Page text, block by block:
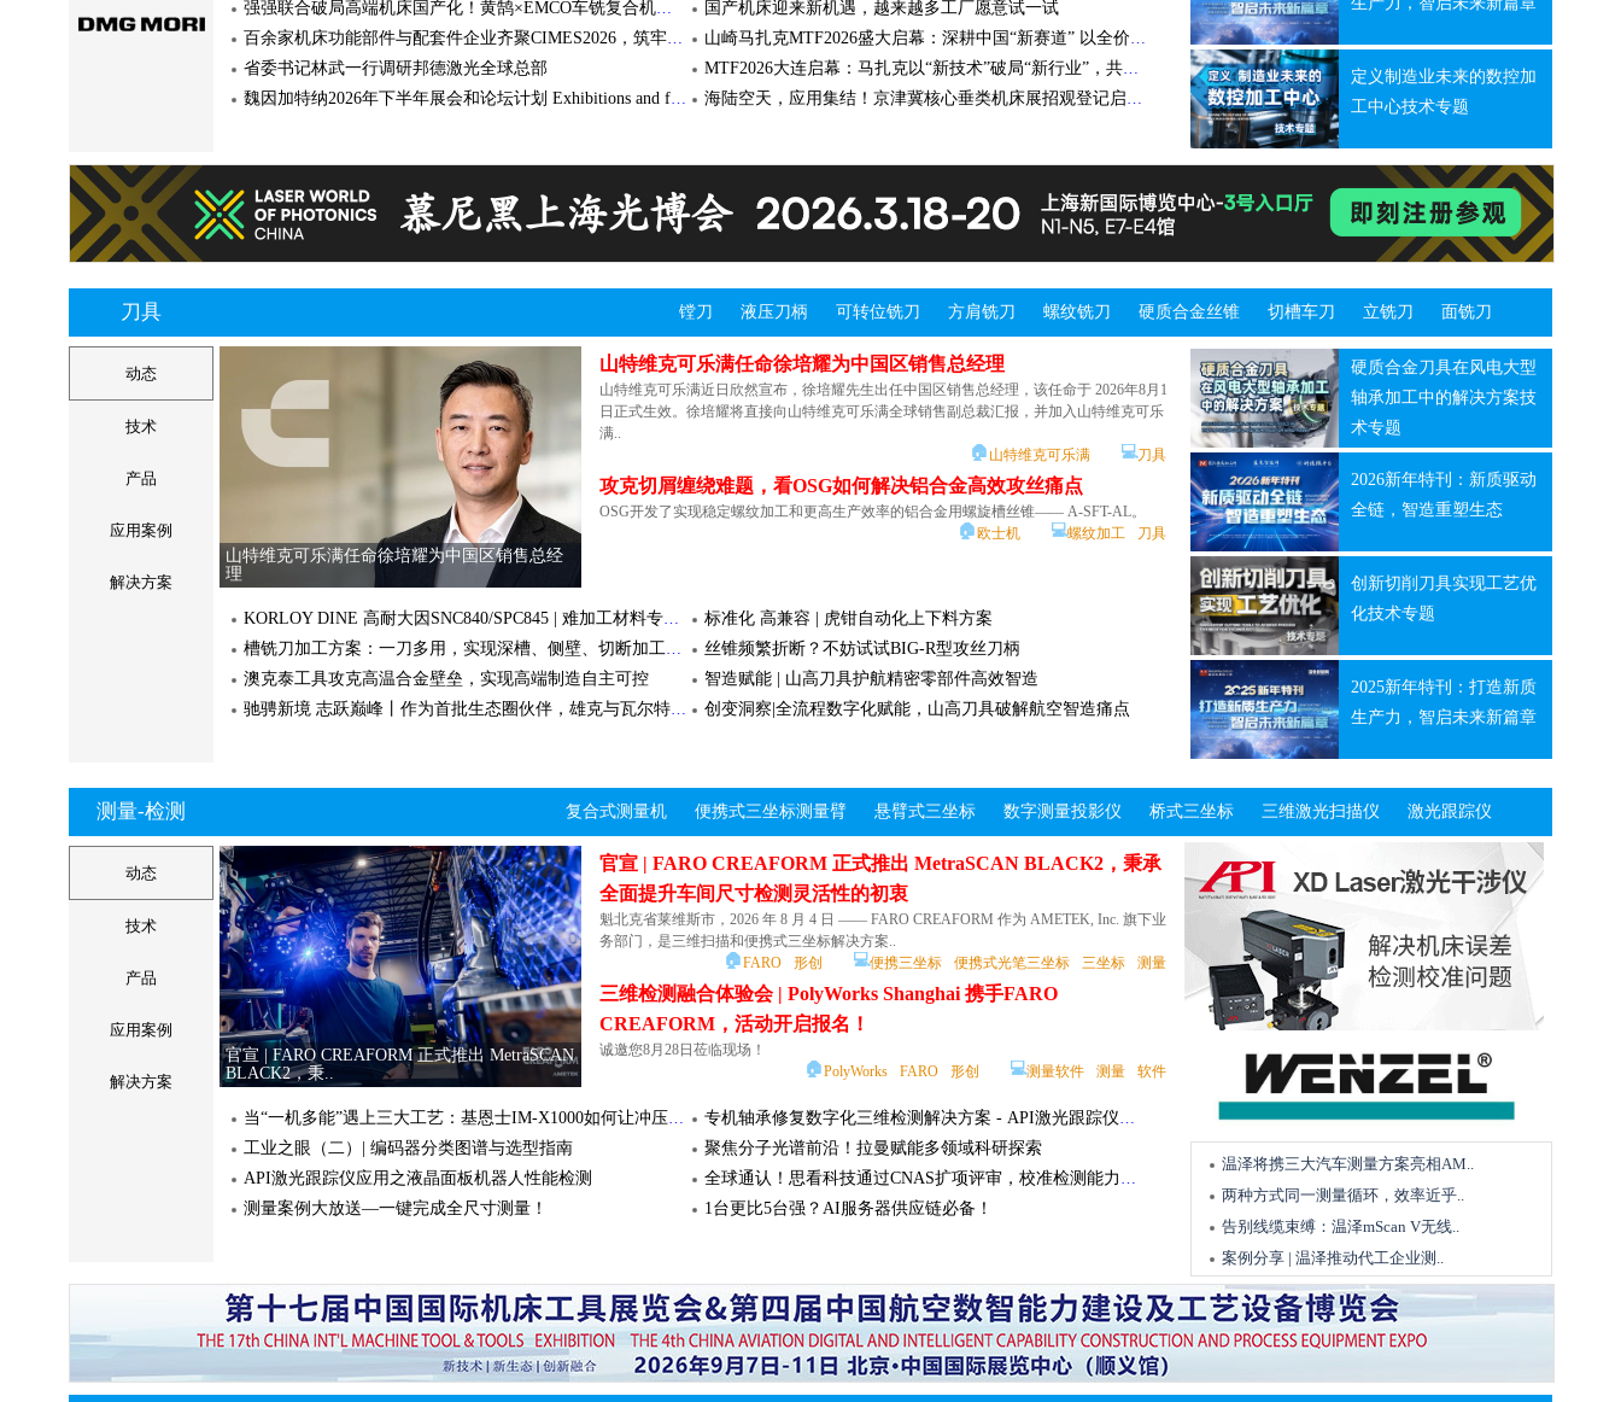
2026阿诺集团新年寄语
BLACK2，秉承全面提升车间尺寸检测灵活性
FARO CREAFORM，活动开启报名！
魁北克省莱维斯市，2026 年 8 月 4 日 —— FARO CREAFORM 作..
FARO 形创 💻便携三坐标 便携式光笔三坐标
三坐标
测量
三维检测融合体验会 | PolyWorks Shanghai 携手
FARO CREAFORM，活动开启报名！
诚邀您8月28日莅临现场！
🏠PolyWorks FARO 形创 💻测量软件 测量 软件
商城下单攒积分，周边福利免费兑
计划 9 月前往德国汉诺威 IAA 商用车展？千万别错过这场高价值技术交流会！
iglidur i150 3D打印线材限时折扣返场
2026世界机器人大会指南，8月19-23日见！
『海德汉』新：真图像技术
山特维克可乐满任命徐培耀为中国区销售总经理
工业之眼（二）| 编码器分类图谱与选型指南
聚焦分子光谱前沿！拉曼赋能多领域科研探索
萨瓦尼尼官方次新设备，专业之选，品质保证
MTF2026大连启幕：马扎克以“新技术”破局“新行业”，共绘智造未来新图景
聚焦AI与半导体制造，嘉实多助力高精度加工新未来
配备三种测量方式的影像测量仪重磅来袭！
踪仪应用案例
某大型矿企的破碎专机因长期满负荷运转，核心传动轴承出现较严..
🏠API 💻 API激光跟踪仪 便携三坐标 激光跟踪仪
配备三种测量方式的影像测量仪重磅来袭！
【解决方案】1秒测量5000处？
上海机床厂亮相 SurfacePME2026，将展出精密磨削设备与智能制造解决方案，服务高端制造业
精密小件批量生产瓶颈，马扎克DUAL TURN 200 L 全域解决方案
大型压缩机部件精密三维测量检测解决方案
通快焕新精益级自动化解决方案——助力本土用户轻松迈入智造新时代
igus推出适用于垂直物料搬运的新型拖链供能系统
钨价持续上涨，刀具降本增效：ISCAR高性价比切削方案破局之道
魏因加特纳mpmc：驱动能源制造未来，始于智慧加工@能源行业解决方案
这不只是一台重载磨床，而是数十年经验的结晶，浓缩于一个解决方案。
当“一机多能”遇上三大工艺：基恩士IM-X1000
如何让冲压、树脂、切削件的测量化繁为简！
专机轴承修复数字化三维检测解决方案 - API激
光跟踪仪应用案例
让冲压、树脂、切削件的测量化繁为简！
IM-X1000系列只需一个按钮便可完成各种尺寸的测量。 1 台即可..
🏠基恩士 💻测量
专机轴承修复数字化三维检测解决方案 - API激光跟
🏠API 💻API激光跟踪仪 便携三坐标 激光跟踪仪 测量
测量案例大放送—一键完成全尺寸测量！
1台更比5台强？AI服务器供应链必备！
FARO CREAFORM轨道交通行业案例 | Bode – Die Tür 如何借助三维扫描技术设备升级轨道交通车门系统的制造工艺
hyperMILL客户故事：效率提升50%-80%, 助半导体零件商抢占订单
强强联合破局高端机床国产化！黄鹄×EMCO车铣复合机床长兴下线
国产机床迎来新机遇，越来越多工厂愿意试一试
百余家机床功能部件与配套件企业齐聚CIMES2026，筑牢高端机床产业的核心基石
山崎马扎克MTF2026盛大启幕：深耕中国“新赛道” 以全价值链智造赋能产业焕新
省委书记林武一行调研邦德激光全球总部
MTF2026大连启幕：马扎克以“新技术”破局“新行业”，共绘智造未来新图景
魏因加特纳2026年下半年展会和论坛计划 Exhibitions and forums in next half of 2026
海陆空天，应用集结！京津冀核心垂类机床展招观登记启动！
汽车零部件模具钢硬铣批量加工用什么机床，
产线型加工..
多材驱动 全域赋能｜力劲集团携全链轻量化智
造方案亮..
汽车工业尤其是新能源汽车产业的发展，带动汽车零部件模具加工需求持续增长。模具钢硬
铣加工对机床刚性、精度、效率要求较高，批量生产场景下，产线化方案可有效提升生产
多材驱动 全域赋能｜力劲集团携全链轻量化智造方案亮相2026上海
压铸展
本次展会，力劲以“多材驱动，全域赋能”为核心参展主题，聚焦产业轻量化、绿色化、智能
化升级趋势，依托镁铝多元材质适配优势，..
🏠力劲 💻五轴加工中心 加工中心 机床
对话埃马克技术专家：揭秘转向齿轮精密加工的完整工艺链
核心制造突破进阶 | 力劲TPI装备入选工信部2026工业母机创新产品典型案例
魏因加特纳mpmc：驱动能源制造未来，始于智慧加工@能源行业解决方案
达诺巴特 LG 万能高速生产型磨床 高产
能 外圆磨床
达诺巴特 CG 紧凑型高产磨床 高产能
外圆磨床
达诺巴特 PG 大批量生产型磨床 高产能
达诺巴特 HG 超高精度重型磨床 外圆磨
华中数控助力海洋高端制造
2025年，工业和信息化部数据显示，2025年我国造船完工量5369万载重吨，占全球市场总量
场..
💻 数控系统 加工中心
核心制造突破进阶 | 力劲TPI装备入选工信部2026工业母机创新产品
力劲集团在等材制造装备领域持续深耕，将核心技术攻关与产业化落地作为双主线推进。以
全球客户案例 | ANCA成就 ARCH 切削刀具核心优势，赋能规模化高效生产
客户成功故事 | 百台马扎克背后：一家“小巨人”的精密“长期主义”
技术案例 | 车削-剥皮铣工艺实现2.5小时刀具寿命突破
客户案例｜航空工业：魏因加特纳助力MTU航空发动机公司在慕尼黑开设全球最先进涡轮盘制造厂
客户案例｜塑机行业：魏因加特纳与泰国某著名塑机加工工厂合作，引领泰国塑料行业迎来高效生产新时代
魏因加特纳技术案例 | 中速机曲轴 ：通过工程专业知识优化曲轴加工工艺
共探企业出海浪潮，擘画全球家电产业协同新蓝图
协同创新，同心致远 | 埃马克携手重庆三友集团，铸造汽车核心零部件品质标杆
定义制造业未来的数控加
工中心技术专题
刀具 镗刀 液压刀柄 可转位铣刀 方肩铣刀 螺纹铣刀 硬质合金丝锥 切槽车刀 立铣刀 面铣刀
动态
技术
产品
应用案例
解决方案
山特维克可乐满任命徐培耀为中国区销售总经
理
山特维克可乐满任命徐培耀为中国区销售总经理
山特维克可乐满近日欣然宣布，徐培耀先生出任中国区销售总经理，该任命于 2026年8月1
日正式生效。徐培耀将直接向山特维克可乐满全球销售副总裁汇报，并加入山特维克可乐
满..
🏠 山特维克可乐满 💻刀具
攻克切屑缠绕难题，看OSG如何解决铝合金高效攻丝痛点
OSG开发了实现稳定螺纹加工和更高生产效率的铝合金用螺旋槽丝锥—— A-SFT-AL。
🏠 欧士机 💻螺纹加工 刀具
KORLOY DINE 高耐大因SNC840/SPC845 | 难加工材料专用超级涂层
标准化 高兼容 | 虎钳自动化上下料方案
槽铣刀加工方案：一刀多用，实现深槽、侧壁、切断加工并规避干涉
丝锥频繁折断？不妨试试BIG-R型攻丝刀柄
澳克泰工具攻克高温合金壁垒，实现高端制造自主可控
智造赋能 | 山高刀具护航精密零部件高效智造
驰骋新境 志跃巅峰丨作为首批生态圈伙伴，雄克与瓦尔特、巴索共启精密制造新篇章
创变洞察|全流程数字化赋能，山高刀具破解航空智造痛点
攻克切屑缠绕难题，看OSG如何解决铝合金高
效攻丝痛点
标准化 高兼容 | 虎钳自动化上下料方案
攻克切屑缠绕难题，看OSG如何解决铝合金高效攻丝痛点
OSG开发了实现稳定螺纹加工和更高生产效率的铝合金用螺旋槽丝锥—— A-SFT-AL。
🏠欧士机 💻螺纹加工 刀具
标准化 高兼容 | 虎钳自动化上下料方案
雄克作为抓取与自动化技术、刀具夹持和工件夹持技术领域的专业企业，已先后推出精益自
动化、工件自动化、托盘自动化、混合自动化及柔性制造系统五种成熟方案，覆盖从单机
🏠雄克 💻夹持 刀具
槽铣刀加工方案：一刀多用，实现深槽、侧壁、切断加工并规避干涉
BIG高精度强力铣刀柄：汽车模具铣削加工的解决方案
钨价持续上涨，刀具降本增效：ISCAR高性价比切削方案破局之道
瓦尔特孔加工技巧｜如何有效减少刀具磨损？
硬质合金刀具在风电大型轴承加工中的解决方案技术专题
株洲钻石涡轮增压器壳体加工解决方案
德国雄克 TENDO E compact 端面与锥
欧士机 高性能·低碳型挤压丝锥GRT 欧士机 可转位倒角刀PMEN
硬质合金刀具在风电大型
轴承加工中的解决方案技
术专题
2026新年特刊：新质驱动
全链，智造重塑生态
创新切削刀具实现工艺优
化技术专题
2025新年特刊：打造新质
生产力，智启未来新篇章
测量-检测 复合式测量机 便携式三坐标测量臂 悬臂式三坐标 数字测量投影仪 桥式三坐标 三维激光扫描仪 激光跟踪仪
动态
技术
产品
应用案例
解决方案
官宣 | FARO CREAFORM 正式推出 MetraSCAN
BLACK2，秉..
三维检测融合体验会 | PolyWorks Shanghai 携手
官宣 | FARO CREAFORM 正式推出 MetraSCAN BLACK2，秉承
全面提升车间尺寸检测灵活性的初衷
魁北克省莱维斯市，2026 年 8 月 4 日 —— FARO CREAFORM 作为 AMETEK, Inc. 旗下业
务部门，是三维扫描和便携式三坐标解决方案..
🏠FARO 形创 💻便携三坐标 便携式光笔三坐标 三坐标 测量
三维检测融合体验会 | PolyWorks Shanghai 携手FARO
CREAFORM，活动开启报名！
诚邀您8月28日莅临现场！
🏠PolyWorks FARO 形创 💻测量软件 测量 软件
当“一机多能”遇上三大工艺：基恩士IM-X1000如何让冲压、树脂、切削件的测量化繁为简！
专机轴承修复数字化三维检测解决方案 - API激光跟踪仪应用案例
工业之眼（二）| 编码器分类图谱与选型指南
聚焦分子光谱前沿！拉曼赋能多领域科研探索
API激光跟踪仪应用之液晶面板机器人性能检测
全球通认！思看科技通过CNAS扩项评审，校准检测能力再跃升
测量案例大放送—一键完成全尺寸测量！
1台更比5台强？AI服务器供应链必备！
当“一机多能”遇上三大工艺：基恩士IM-X1000如何让冲压、树脂、
切削件的测量化繁为简！
IM-X1000系列只需一个按钮便可完成各种尺寸的测量。 1 台即可完成多台测量仪执行的测
量内容！
🏠基恩士 💻测量
温泽将携三大汽车测量方案亮相AM..
两种方式同一测量循环，效率近乎..
告别线缆束缚：温泽mScan V无线..
案例分享 | 温泽推动代工企业测..